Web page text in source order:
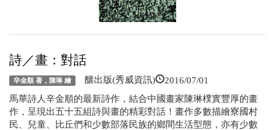
詩／畫：對話
辛金順 著，陳琳 繪 釀出版(秀威資訊) 2016/07/01
馬華詩人辛金順的最新詩作，結合中國畫家陳琳樸實豐厚的畫
作，呈現出五十五組詩與畫的精彩對話！畫作多數描繪寮國村
民、兒童、比丘們和少數部落民族的鄉間生活型態，亦有少數